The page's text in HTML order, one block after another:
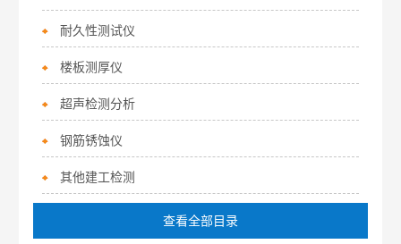
耐久性测试仪
楼板测厚仪
超声检测分析
钢筋锈蚀仪
其他建工检测
查看全部目录